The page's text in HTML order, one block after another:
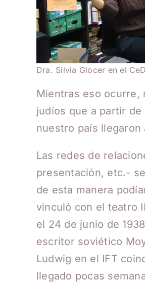
Dra. Silvia Glocer en el
Mientras eso ocurre,
judíos que a partir
nuestro país
Las redes de
presentación, etc.-
de esta manera
vinculó con el teatro
el 24 de junio de
escritor soviético
Ludwig en el IFT
llegado pocas